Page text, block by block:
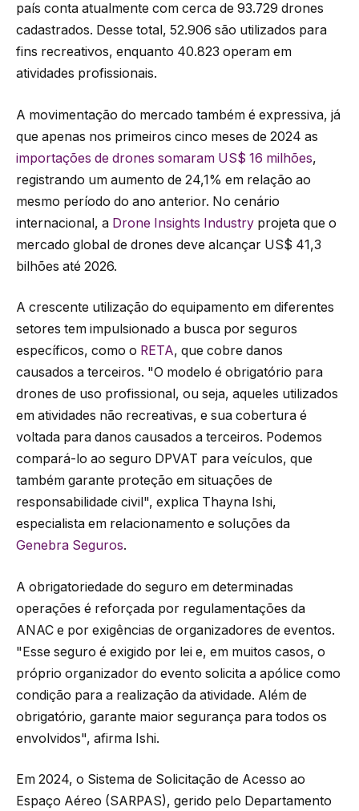
país conta atualmente com cerca de 93.729 drones
cadastrados. Desse total, 52.906 são utilizados para
fins recreativos, enquanto 40.823 operam em
atividades profissionais.
A movimentação do mercado também é expressiva, já
que apenas nos primeiros cinco meses de 2024 as
importações de drones somaram US$ 16 milhões,
registrando um aumento de 24,1% em relação ao
mesmo período do ano anterior. No cenário
internacional, a Drone Insights Industry projeta que o
mercado global de drones deve alcançar US$ 41,3
bilhões até 2026.
A crescente utilização do equipamento em diferentes
setores tem impulsionado a busca por seguros
específicos, como o RETA, que cobre danos
causados a terceiros. "O modelo é obrigatório para
drones de uso profissional, ou seja, aqueles utilizados
em atividades não recreativas, e sua cobertura é
voltada para danos causados a terceiros. Podemos
compará-lo ao seguro DPVAT para veículos, que
também garante proteção em situações de
responsabilidade civil", explica Thayna Ishi,
especialista em relacionamento e soluções da
Genebra Seguros.
A obrigatoriedade do seguro em determinadas
operações é reforçada por regulamentações da
ANAC e por exigências de organizadores de eventos.
"Esse seguro é exigido por lei e, em muitos casos, o
próprio organizador do evento solicita a apólice como
condição para a realização da atividade. Além de
obrigatório, garante maior segurança para todos os
envolvidos", afirma Ishi.
Em 2024, o Sistema de Solicitação de Acesso ao
Espaço Aéreo (SARPAS), gerido pelo Departamento